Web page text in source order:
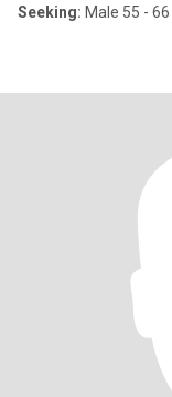
Seeking: Male 55 - 66